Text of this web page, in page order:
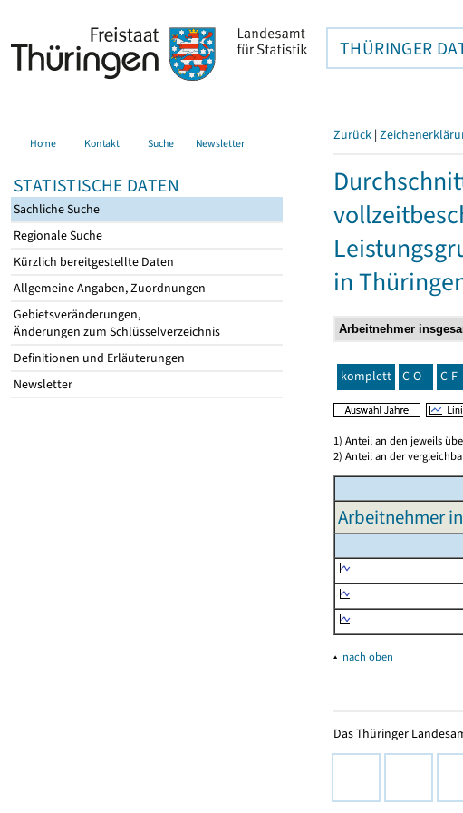
THÜRINGER
Home Kontakt Suche Newsletter
STATISTISCHE DATEN
Sachliche Suche
Regionale Suche
Kürzlich bereitgestellte Daten
Allgemeine Angaben, Zuordnungen
Gebietsveränderungen,
Änderungen zum Schlüsselverzeichnis
Definitionen und Erläuterungen
Newsletter
Zurück |
in
komplett C-O C-F
1) Anteil an den jeweils
2) Anteil an der
Arbeitnehmer
▴ nach oben
Das Thüringer